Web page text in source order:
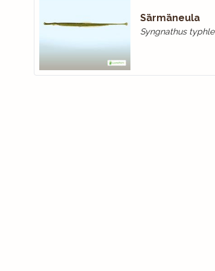
Särmäneula
Syngnathus typhle